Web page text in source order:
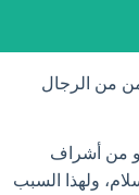
من الرجال
من أشراف
ولهذا السبب